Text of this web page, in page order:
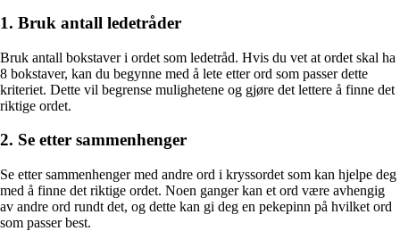
1. Bruk antall ledetråder
Bruk antall bokstaver i ordet som ledetråd. Hvis du vet at ordet skal ha
8 bokstaver, kan du begynne med å lete etter ord som passer dette
kriteriet. Dette vil begrense mulighetene og gjøre det lettere å finne det
riktige ordet.
2. Se etter sammenhenger
Se etter sammenhenger med andre ord i kryssordet som kan hjelpe deg
med å finne det riktige ordet. Noen ganger kan et ord være avhengig
av andre ord rundt det, og dette kan gi deg en pekepinn på hvilket ord
som passer best.